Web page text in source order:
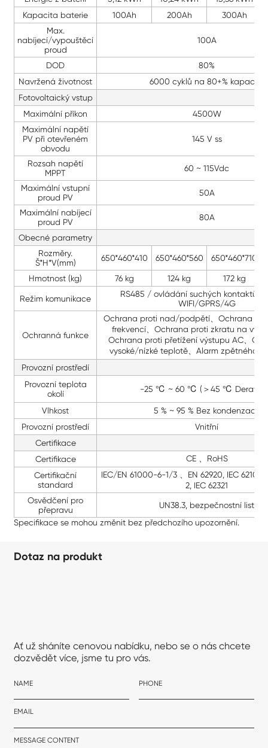
Kapacita baterie
100Ah 200Ah
300Ah
Max.
nabíjecí/vypouštěcí
proud
100A
DOD
80%
Navržená životnost
6000 cyklů na 80+% kapacity
Fotovoltaický vstup
Maximální příkon
4500W
Maximální napětí
PV při otevřeném
obvodu
145 V ss
Rozsah napětí
MPPT
60 ~ 115Vdc
Maximální vstupní
proud PV
50A
Maximální nabíjecí
proud PV
80A
Obecné parametry
Rozměry.
Š*H*V(mm)
650*460*410 650*460*560 650*460*710
Hmotnost (kg) 76 kg 124 kg 172 kg
Režim komunikace
RS485 / ovládání suchých kontaktů,
WIFI/GPRS/4G
Ochranná funkce
Ochrana proti nad/podpětí、Ochrana
frekvencí、Ochrana proti zkratu na
Ochrana proti přetížení výstupu AC、
vysoké/nízké teplotě、Alarm zpětného
Provozní prostředí
Provozní teplota
okolí
-25 ℃ ~ 60 ℃ (＞45 ℃
Vlhkost
5 % ~ 95 % Bez kondenzace
Provozní prostředí
Vnitřní
Certifikace
Certifikace
CE 、RoHS
Certifikační
standard
IEC/EN 61000-6-1/3 、EN 62920, IEC 62109-
2, IEC 62321
Osvědčení pro
přepravu
UN38.3, bezpečnostní list
Specifikace se mohou změnit bez předchozího upozornění.
Dotaz na produkt
Ať už sháníte cenovou nabídku, nebo se o nás chcete
dozvědět více, jsme tu pro vás.
NAME PHONE
EMAIL
MESSAGE CONTENT